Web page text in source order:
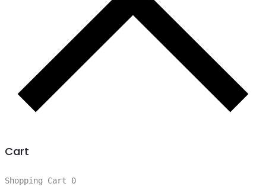
Cart
Shopping Cart 0